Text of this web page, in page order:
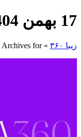
17 بهمن 1404
زیبا ۳۶۰ »
Archives for